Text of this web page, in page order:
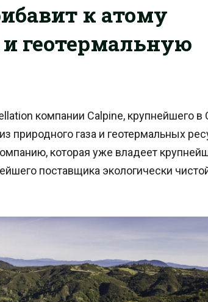
к атому
геотермальную
компании Calpine, крупнейшего
природного газа и геотермальных
которая уже владеет
поставщика экологически